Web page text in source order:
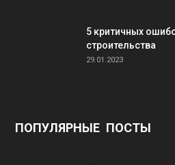
5 критичных
строительства
29.01.2023
ПОПУЛЯРНЫЕ ПОСТЫ